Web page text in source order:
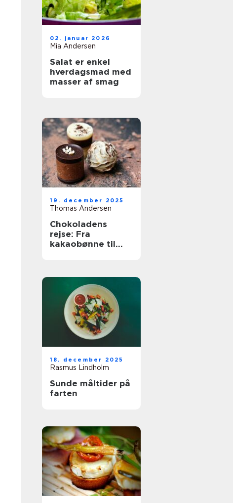
02. januar 2026
Mia Andersen
Salat er enkel
hverdagsmad med
masser af smag
19. december 2025
Thomas Andersen
Chokoladens
rejse: Fra
kakaobønne til
18. december 2025
Rasmus Lindholm
Sunde måltider på
farten